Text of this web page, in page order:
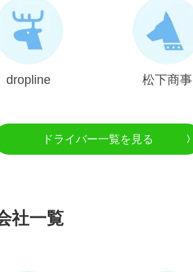
dropline 松下商事
ドライバー一覧を見る
社一覧